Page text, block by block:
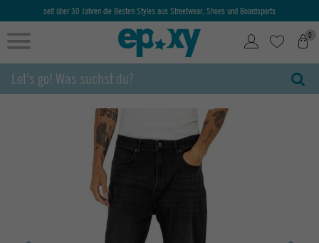
seit über 30 Jahren die Besten Styles aus Streetwear, Shoes und Boardsports
0